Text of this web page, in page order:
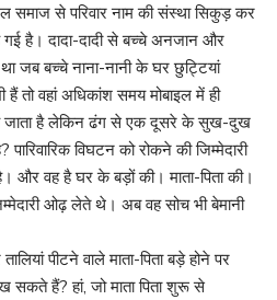
समाज से परिवार नाम की संस्था सिकुड़ कर
गई है। दादा-दादी से बच्चे अनजान और
जब बच्चे नाना-नानी के घर छुट्टियां
तो वहां अधिकांश समय मोबाइल में ही
जाता है लेकिन ढंग से एक दूसरे के सुख-दुख
विघटन को रोकने की जिम्मेदारी
और वह है घर के बड़ों की। माता-पिता की।
ओढ़ लेते थे। अब वह सोच भी बेमानी
पीटने वाले माता-पिता बड़े होने पर
सकते हैं? हां, जो माता पिता शुरू से